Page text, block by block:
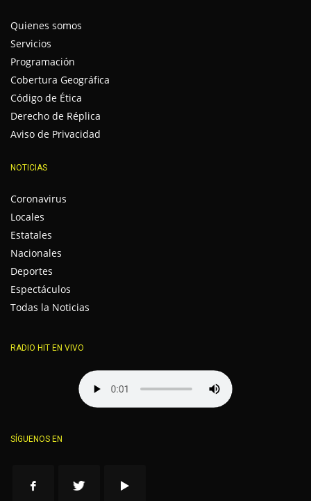
Quienes somos
Servicios
Programación
Cobertura Geográfica
Código de Ética
Derecho de Réplica
Aviso de Privacidad
NOTICIAS
Coronavirus
Locales
Estatales
Nacionales
Deportes
Espectáculos
Todas la Noticias
RADIO HIT EN VIVO
SÍGUENOS EN